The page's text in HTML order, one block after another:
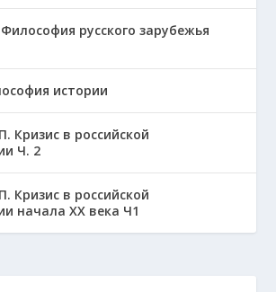
русского зарубежья
истории
Кризис в российской
Ч. 2
Кризис в российской
начала ХХ века Ч1